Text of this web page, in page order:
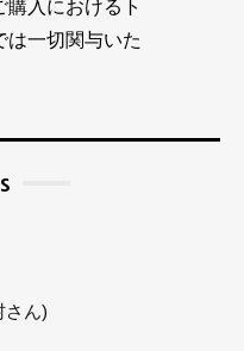
入におけるト
は一切関与いた
さん)